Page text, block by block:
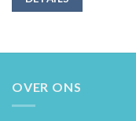
OVER ONS